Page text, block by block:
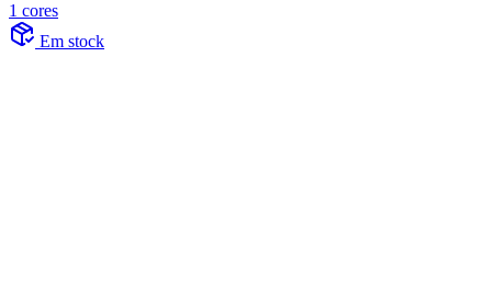
1 cores
Em stock